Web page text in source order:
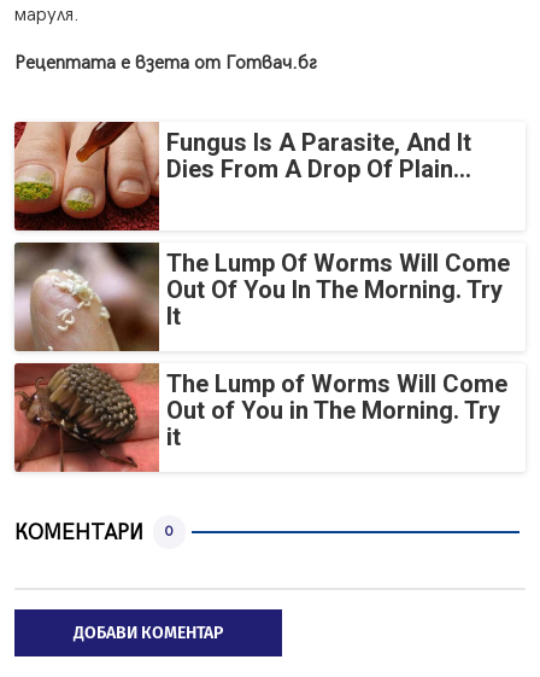
маруля.
Рецептата е взета от Готвач.бг
Fungus Is A Parasite, And It
Dies From A Drop Of Plain...
The Lump Of Worms Will Come
Out Of You In The Morning. Try
It
The Lump of Worms Will Come
Out of You in The Morning. Try
it
КОМЕНТАРИ 0
ДОБАВИ КОМЕНТАР